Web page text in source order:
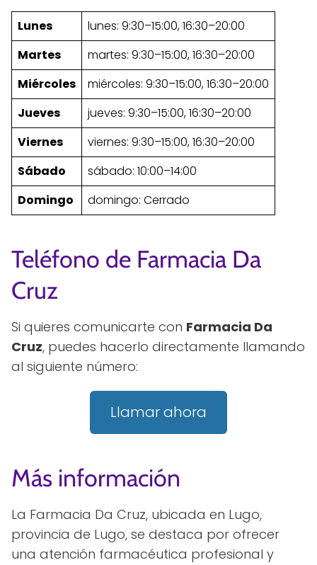
Lunes
lunes: 9:30–15:00, 16:30–20:00
Martes
martes: 9:30–15:00, 16:30–20:00
Miércoles
miércoles: 9:30–15:00, 16:30–20:00
Jueves
jueves: 9:30–15:00, 16:30–20:00
Viernes
viernes: 9:30–15:00, 16:30–20:00
Sábado
sábado: 10:00–14:00
Domingo
domingo: Cerrado
Teléfono de Farmacia Da
Cruz
Si quieres comunicarte con Farmacia Da
Cruz, puedes hacerlo directamente llamando
al siguiente número:
Llamar ahora
Más información
La Farmacia Da Cruz, ubicada en Lugo,
provincia de Lugo, se destaca por ofrecer
una atención farmacéutica profesional y